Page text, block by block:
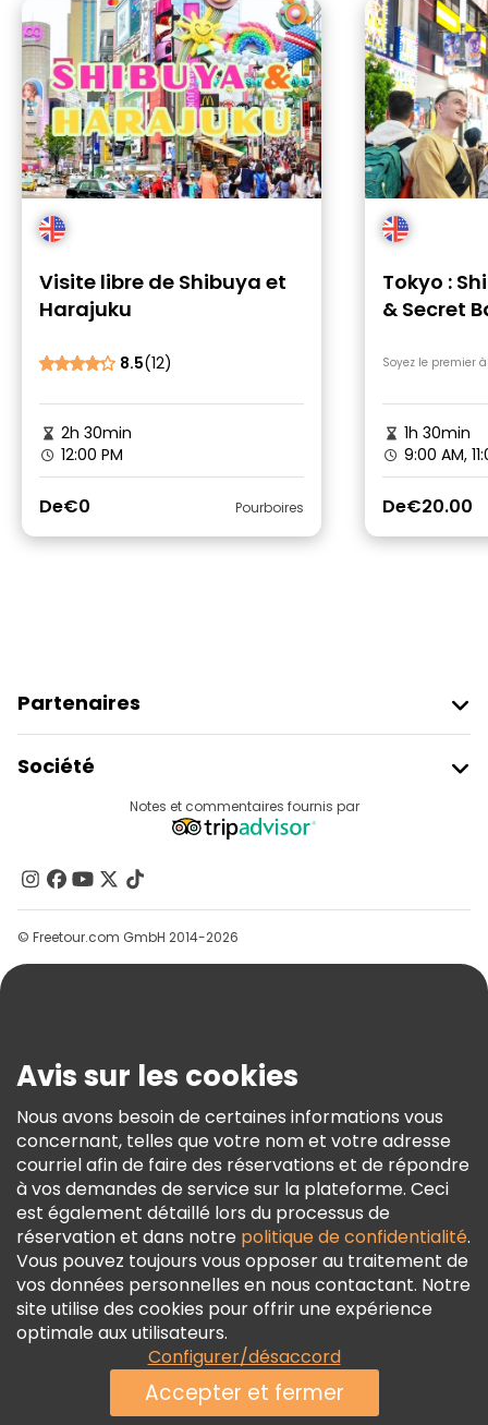
Visite libre de Shibuya et
Harajuku
8.5(12)
2h 30min
12:00 PM
De€0 Pourboires
Tokyo :
& Secret
Soyez le premier
1h 30min
9:00 AM,
De€20.00
Partenaires
Connexion Du Fournisseur
Programme D’affiliation
Société
Contactez-Nous
Groupes
Aide
Conditions Générales Et Mentions Légales
Politique En Matière De Cookies
Freetour Prix
Programme De Fidélité
Notes et commentaires fournis par
© Freetour.com GmbH 2014-2026
Avis sur les cookies
Nous avons besoin de certaines informations vous
concernant, telles que votre nom et votre adresse
courriel afin de faire des réservations et de répondre
à vos demandes de service sur la plateforme. Ceci
est également détaillé lors du processus de
réservation et dans notre politique de confidentialité.
Vous pouvez toujours vous opposer au traitement de
vos données personnelles en nous contactant. Notre
site utilise des cookies pour offrir une expérience
optimale aux utilisateurs.
Configurer/désaccord
Accepter et fermer